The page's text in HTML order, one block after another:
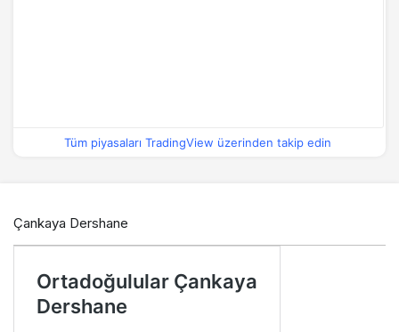
Tüm piyasaları TradingView üzerinden takip edin
Çankaya Dershane